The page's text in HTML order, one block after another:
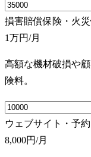
損害賠償保険・火
1万円/月
高額な機材破損や
険料。
ウェブサイト・予
8,000円/月